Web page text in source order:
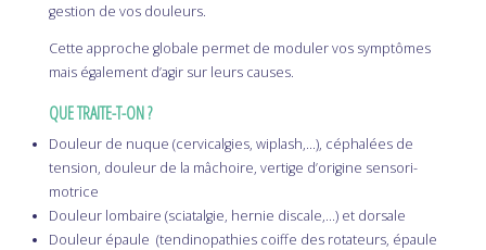
gestion de vos douleurs.
Cette approche globale permet de moduler vos symptômes
mais également d’agir sur leurs causes.
QUE TRAITE-T-ON ?
Douleur de nuque (cervicalgies, wiplash,…), céphalées de
tension, douleur de la mâchoire, vertige d’origine sensori-
motrice
Douleur lombaire (sciatalgie, hernie discale,…) et dorsale
Douleur épaule (tendinopathies coiffe des rotateurs, épaule